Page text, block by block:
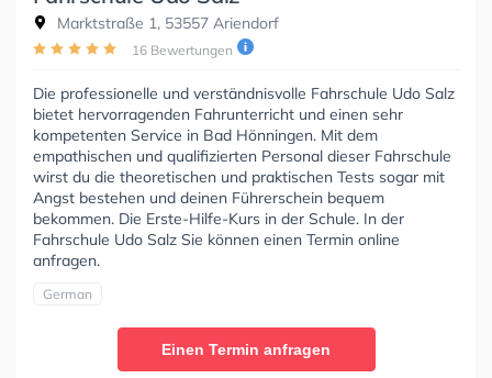
Marktstraße 1, 53557 Ariendorf
16 Bewertungen
Die professionelle und verständnisvolle Fahrschule Udo Salz
bietet hervorragenden Fahrunterricht und einen sehr
kompetenten Service in Bad Hönningen. Mit dem
empathischen und qualifizierten Personal dieser Fahrschule
wirst du die theoretischen und praktischen Tests sogar mit
Angst bestehen und deinen Führerschein bequem
bekommen. Die Erste-Hilfe-Kurs in der Schule. In der
Fahrschule Udo Salz Sie können einen Termin online
anfragen.
German
Einen Termin anfragen